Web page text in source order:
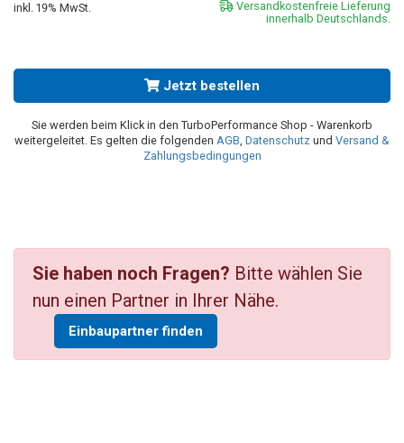
inkl. 19% MwSt.
Versandkostenfreie Lieferung
innerhalb Deutschlands.
Jetzt bestellen
Sie werden beim Klick in den TurboPerformance Shop - Warenkorb
weitergeleitet. Es gelten die folgenden AGB, Datenschutz und Versand &
Zahlungsbedingungen
Sie haben noch Fragen? Bitte wählen Sie
nun einen Partner in Ihrer Nähe.
Einbaupartner finden